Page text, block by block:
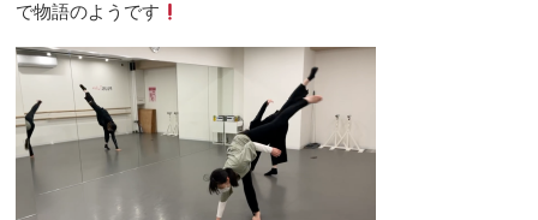
で物語のようです